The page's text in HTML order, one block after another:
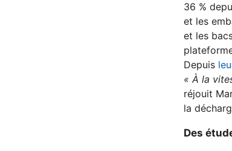
36 %
et les
et les
Depuis
« À la
réjouit
la
Des